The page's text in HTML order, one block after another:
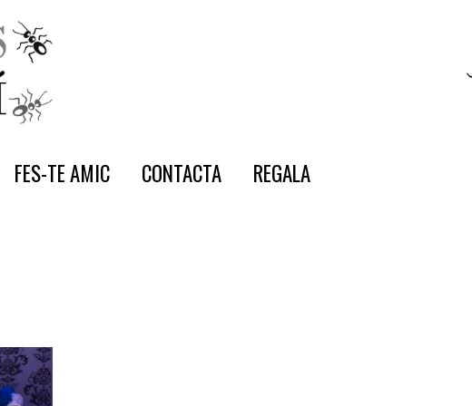
FES-TE AMIC CONTACTA REGALA